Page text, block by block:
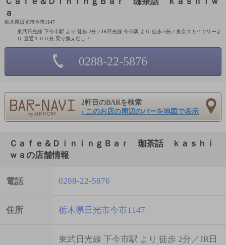
ａ
栃木県日光市今市1147
東武日光線 下今市駅 より 徒歩 2分／JR日光線 今市駅 より 徒歩 5分／東京スカイツリーよ
り 直通１００分 乗り換えなし！
0288-22-5876
2軒目のBARを検索
› このお店の周辺のバーを地図で表示
Ｃａｆｅ＆ＤｉｎｉｎｇＢａｒ 珈茶話 ｋａｓｈｉ
ｗａの店舗情報
電話 0288-22-5876
住所 栃木県日光市今市1147
東武日光線 下今市駅 より 徒歩 2分／JR日